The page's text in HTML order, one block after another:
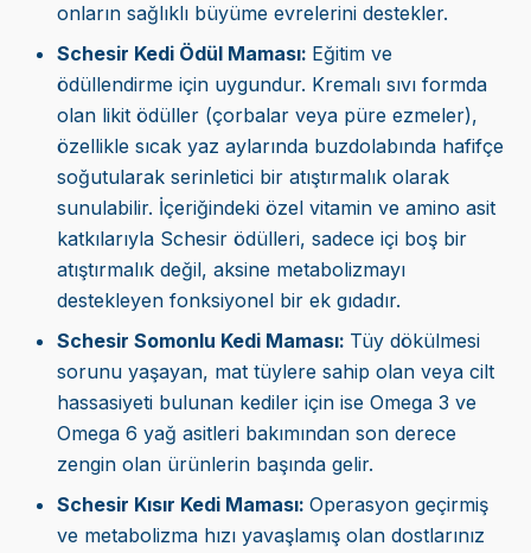
onların sağlıklı büyüme evrelerini destekler.
Schesir Kedi Ödül Maması: Eğitim ve
ödüllendirme için uygundur. Kremalı sıvı formda
olan likit ödüller (çorbalar veya püre ezmeler),
özellikle sıcak yaz aylarında buzdolabında hafifçe
soğutularak serinletici bir atıştırmalık olarak
sunulabilir. İçeriğindeki özel vitamin ve amino asit
katkılarıyla Schesir ödülleri, sadece içi boş bir
atıştırmalık değil, aksine metabolizmayı
destekleyen fonksiyonel bir ek gıdadır.
Schesir Somonlu Kedi Maması: Tüy dökülmesi
sorunu yaşayan, mat tüylere sahip olan veya cilt
hassasiyeti bulunan kediler için ise Omega 3 ve
Omega 6 yağ asitleri bakımından son derece
zengin olan ürünlerin başında gelir.
Schesir Kısır Kedi Maması: Operasyon geçirmiş
ve metabolizma hızı yavaşlamış olan dostlarınız